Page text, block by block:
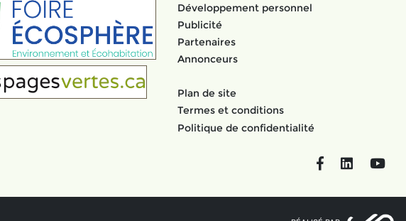
Développement personnel
Publicité
Partenaires
Annonceurs
Plan de site
Termes et conditions
Politique de confidentialité
FacebookLinkedIn